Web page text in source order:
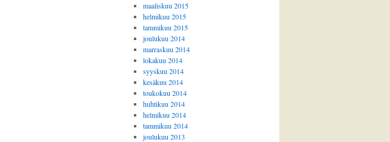
maaliskuu 2015
helmikuu 2015
tammikuu 2015
joulukuu 2014
marraskuu 2014
lokakuu 2014
syyskuu 2014
kesäkuu 2014
toukokuu 2014
huhtikuu 2014
helmikuu 2014
tammikuu 2014
joulukuu 2013